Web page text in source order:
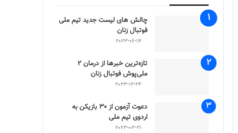
چالش هاى ليست جدید تيم ملى
فوتبال زنان
2023-06-14
تازه‌ترین خبرها از درمان ۲
ملی‌پوش فوتبال زنان
2023-12-24
دعوت آزمون از 30 بازیکن به
اردوی تیم ملی
2023-03-21